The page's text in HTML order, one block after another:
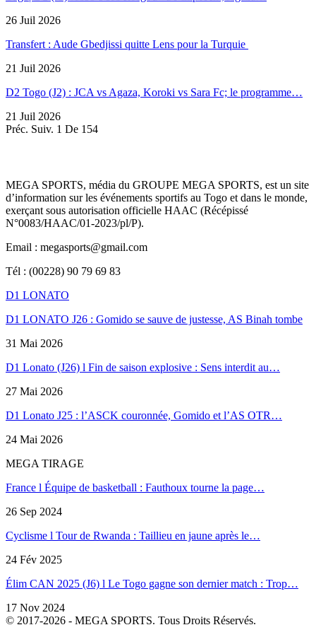
26 Juil 2026
Transfert : Aude Gbedjissi quitte Lens pour la Turquie
21 Juil 2026
D2 Togo (J2) : JCA vs Agaza, Koroki vs Sara Fc; le programme…
21 Juil 2026
Préc. Suiv. 1 De 154
MEGA SPORTS, média du GROUPE MEGA SPORTS, est un site
d’information sur les événements sportifs au Togo et dans le monde,
exerçant sous autorisation officielle HAAC (Récépissé
N°0083/HAAC/01-2023/pl/P).
Email : megasports@gmail.com
Tél : (00228) 90 79 69 83
D1 LONATO
D1 LONATO J26 : Gomido se sauve de justesse, AS Binah tombe
31 Mai 2026
D1 Lonato (J26) l Fin de saison explosive : Sens interdit au…
27 Mai 2026
D1 Lonato J25 : l’ASCK couronnée, Gomido et l’AS OTR…
24 Mai 2026
MEGA TIRAGE
France l Équipe de basketball : Fauthoux tourne la page…
26 Sep 2024
Cyclisme l Tour de Rwanda : Taillieu en jaune après le…
24 Fév 2025
Élim CAN 2025 (J6) l Le Togo gagne son dernier match : Trop…
17 Nov 2024
© 2017-2026 - MEGA SPORTS. Tous Droits Réservés.